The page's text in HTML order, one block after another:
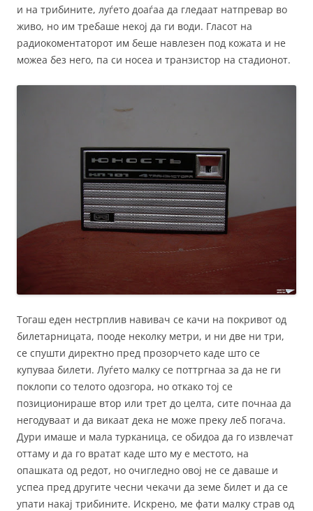
и на трибините, луѓето доаѓаа да гледаат натпревар во
живо, но им требаше некој да ги води. Гласот на
радиокоментаторот им беше навлезен под кожата и не
можеа без него, па си носеа и транзистор на стадионот.
Тогаш еден нестрплив навивач се качи на покривот од
билетарницата, пооде неколку метри, и ни две ни три,
се спушти директно пред прозорчето каде што се
купуваа билети. Луѓето малку се поттргнаа за да не ги
поклопи со телото одозгора, но откако тој се
позиционираше втор или трет до целта, сите почнаа да
негодуваат и да викаат дека не може преку леб погача.
Дури имаше и мала турканица, се обидоа да го извлечат
оттаму и да го вратат каде што му е местото, на
опашката од редот, но очигледно овој не се даваше и
успеа пред другите чесни чекачи да земе билет и да се
упати накај трибините. Искрено, ме фати малку страв од